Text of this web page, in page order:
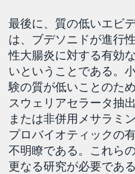
最後に、質の低いエビ
は、ブデソニドが進行
性大腸炎に対する有効
いということである。
験の質が低いことのた
スウェリアセラータ抽
または非併用メサラミ
プロバイオティックの
不明瞭である。これら
更なる研究が必要である